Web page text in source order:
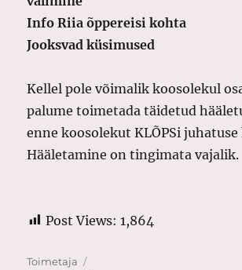
Info Riia õppereisi kohta
Jooksvad küsimused
Kellel pole võimalik koosolekul
palume toimetada täidetud
enne koosolekut KLÕPSi
Hääletamine on tingimata vajalik.
Post Views: 1,864
Autor
Toimetaja